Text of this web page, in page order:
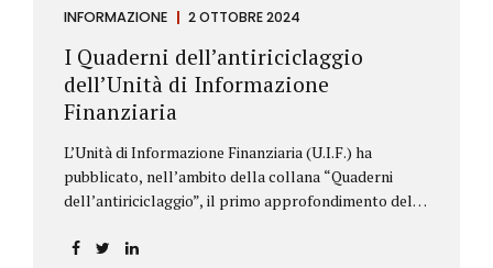
INFORMAZIONE 2 OTTOBRE 2024
I Quaderni dell’antiriciclaggio
dell’Unità di Informazione
Finanziaria
L’Unità di Informazione Finanziaria (U.I.F.) ha
pubblicato, nell’ambito della collana “Quaderni
dell’antiriciclaggio”, il primo approfondimento del
aggiornamenti della normativa e della